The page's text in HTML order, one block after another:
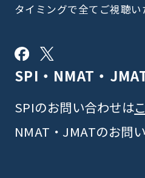
タイミングで全てご視聴い
SPI・NMAT・
SPIのお問い合わせは
NMAT・JMATのお問